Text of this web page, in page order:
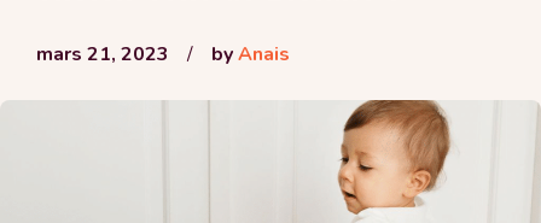
mars 21, 2023 / byAnais